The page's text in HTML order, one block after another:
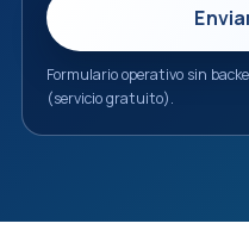
Formulario operativo sin
(servicio gratuito).